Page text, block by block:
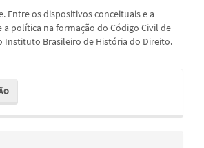
Entre os dispositivos conceituais e a
a política na formação do Código Civil de
Instituto Brasileiro de História do Direito.